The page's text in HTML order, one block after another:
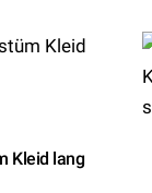
Kleid lang